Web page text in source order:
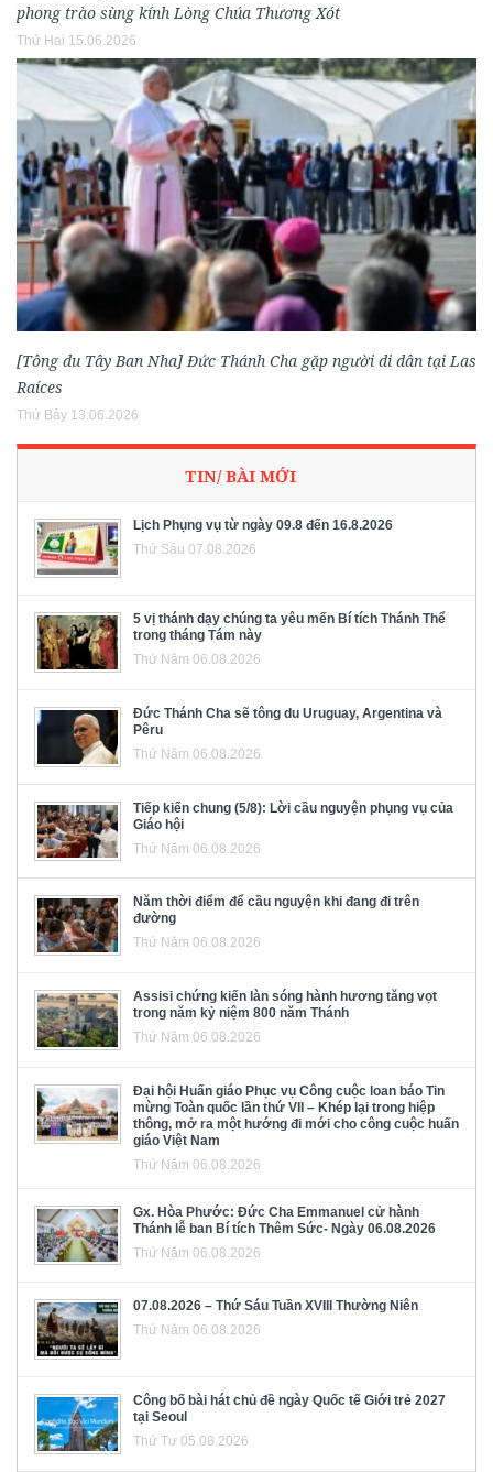
phong trào sùng kính Lòng Chúa Thương Xót
Thứ Hai 15.06.2026
[Tông du Tây Ban Nha] Đức Thánh Cha gặp người di dân tại Las
Raíces
Thứ Bảy 13.06.2026
TIN/ BÀI MỚI
Lịch Phụng vụ từ ngày 09.8 đến 16.8.2026
Thứ Sáu 07.08.2026
5 vị thánh dạy chúng ta yêu mến Bí tích Thánh Thể
trong tháng Tám này
Thứ Năm 06.08.2026
Đức Thánh Cha sẽ tông du Uruguay, Argentina và
Pêru
Thứ Năm 06.08.2026
Tiếp kiến chung (5/8): Lời cầu nguyện phụng vụ của
Giáo hội
Thứ Năm 06.08.2026
Năm thời điểm để cầu nguyện khi đang đi trên
đường
Thứ Năm 06.08.2026
Assisi chứng kiến làn sóng hành hương tăng vọt
trong năm kỷ niệm 800 năm Thánh
Thứ Năm 06.08.2026
Đại hội Huấn giáo Phục vụ Công cuộc loan báo Tin
mừng Toàn quốc lần thứ VII – Khép lại trong hiệp
thông, mở ra một hướng đi mới cho công cuộc huấn
giáo Việt Nam
Thứ Năm 06.08.2026
Gx. Hòa Phước: Đức Cha Emmanuel cử hành
Thánh lễ ban Bí tích Thêm Sức- Ngày 06.08.2026
Thứ Năm 06.08.2026
07.08.2026 – Thứ Sáu Tuần XVIII Thường Niên
Thứ Năm 06.08.2026
Công bố bài hát chủ đề ngày Quốc tế Giới trẻ 2027
tại Seoul
Thứ Tư 05.08.2026